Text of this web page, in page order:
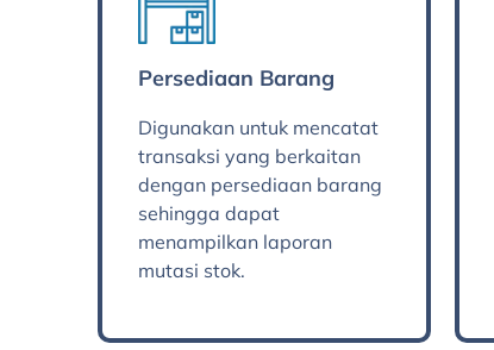
Persediaan Barang
Digunakan untuk mencatat
transaksi yang berkaitan
dengan persediaan barang
sehingga dapat
menampilkan laporan
mutasi stok.